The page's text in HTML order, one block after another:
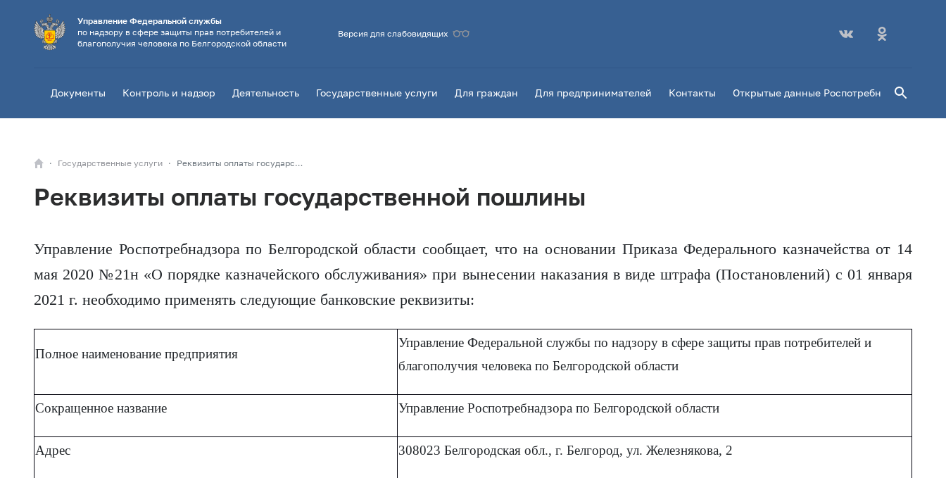
Управление Федеральной службы
по надзору в сфере защиты прав потребителей и
благополучия человека по Белгородской области
Версия для слабовидящих
Документы Контроль и надзор Деятельность Государственные услуги Для граждан Для предпринимателей Контакты Открытые данные Роспотребнадзора
Поиск
Государственные услуги Реквизиты оплаты государственной пошлины
Реквизиты оплаты государственной пошлины
Управление Роспотребнадзора по Белгородской области сообщает, что на основании Приказа Федерального казначейства от 14
мая 2020 №21н «О порядке казначейского обслуживания» при вынесении наказания в виде штрафа (Постановлений) с 01 января
2021 г. необходимо применять следующие банковские реквизиты:
Полное наименование предприятия
Управление Федеральной службы по надзору в сфере защиты прав потребителей и
благополучия человека по Белгородской области
Сокращенное название Управление Роспотребнадзора по Белгородской области
Адрес 308023 Белгородская обл., г. Белгород, ул. Железнякова, 2